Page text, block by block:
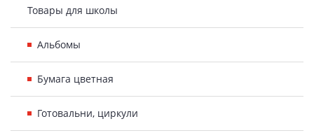
Товары для школы
Альбомы
Бумага цветная
Готовальни, циркули